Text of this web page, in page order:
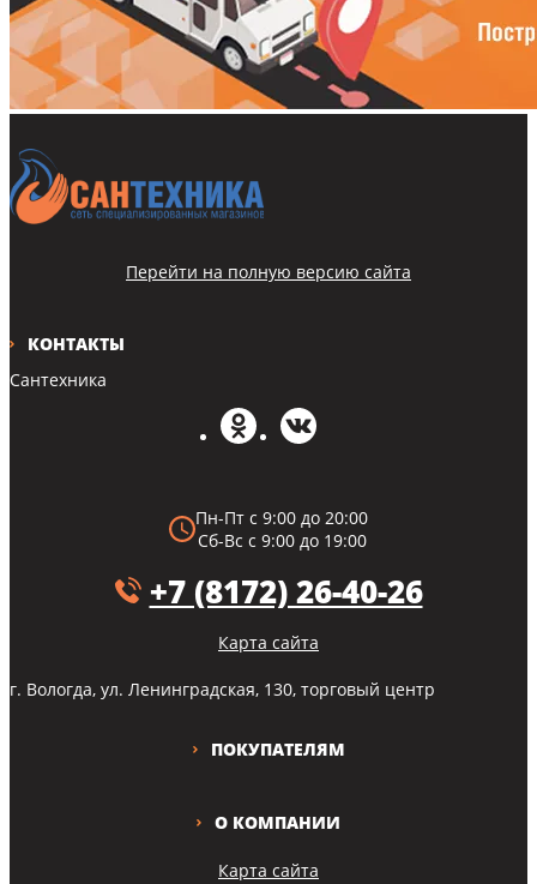
Карта сайта
О КОМПАНИИ
ПОКУПАТЕЛЯМ
КОНТАКТЫ
Сантехника
Пн-Пт с 9:00 до 20:00
Сб-Вс с 9:00 до 19:00
+7 (8172) 26-40-26
Карта сайта
г. Вологда, ул. Ленинградская, 130, торговый центр
Перейти на полную версию сайта